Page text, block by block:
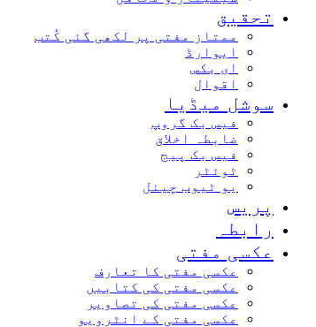
تحقیق
ممتاز مفتی پر لکھی گئی کُتب
ایوارڈ
ای بکس
اقوال
سوشل میڈیا
فیس بک گروپ
ضابطہ اخلاق
فیس بک پیج
ٹوئٹر
یو ٹیوب چینل
پریس
رابطہ
عکسی مفتی
عکسی مفتی کا تعارف
عکسی مفتی کی کتابیں
عکسی مفتی کی تصاویر
عکسی مفتی کے انٹرویو